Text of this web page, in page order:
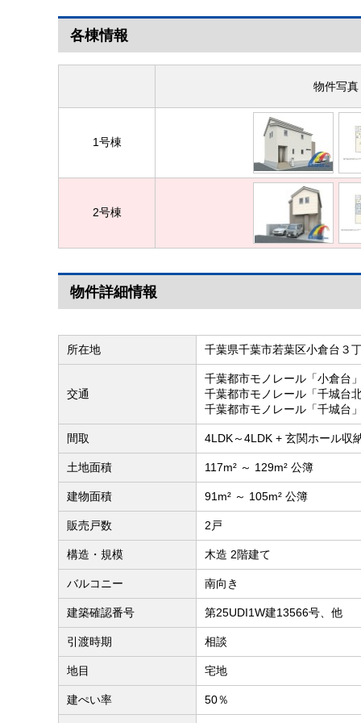
各棟情報
物件写真
1号棟
2号棟
物件詳細情報
所在地 千葉県千葉市若葉区小倉台３
交通
千葉都市モノレール「小倉台
千葉都市モノレール「千城台
千葉都市モノレール「千城台
間取 4LDK～4LDK + 玄関ホール収
土地面積 117m² ～ 129m² 公簿
建物面積 91m² ～ 105m² 公簿
販売戸数 2戸
構造・規模 木造 2階建て
バルコニー 南向き
建築確認番号 第25UDI1W建13566号、他
引渡時期 相談
地目 宅地
建ぺい率 50％